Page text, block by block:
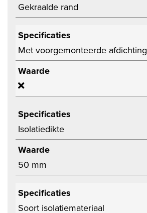
Gekraalde rand
Specificaties
Met voorgemonteerde afdichting
Waarde
Specificaties
Isolatiedikte
Waarde
50 mm
Specificaties
Soort isolatiemateriaal